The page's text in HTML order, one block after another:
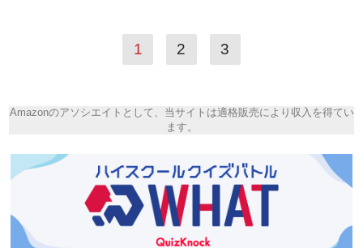
1 2 3
Amazonのアソシエイトとして、当サイトは適格販売により収入を得てい
ます。